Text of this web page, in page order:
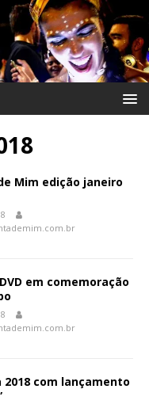
Mim edição janeiro
em comemoração
com lançamento